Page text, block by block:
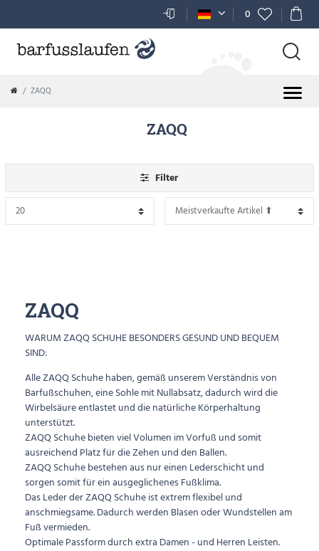
0
ZAQQ
ZAQQ
Filter
ZAQQ
WARUM ZAQQ SCHUHE BESONDERS GESUND UND BEQUEM
SIND:
Alle ZAQQ Schuhe haben, gemäß unserem Verständnis von
Barfußschuhen, eine Sohle mit Nullabsatz, dadurch wird die
Wirbelsäure entlastet und die natürliche Körperhaltung
unterstützt.
ZAQQ Schuhe bieten viel Volumen im Vorfuß und somit
ausreichend Platz für die Zehen und den Ballen.
ZAQQ Schuhe bestehen aus nur einen Lederschicht und
sorgen somit für ein ausgeglichenes Fußklima.
Das Leder der ZAQQ Schuhe ist extrem flexibel und
anschmiegsame. Dadurch werden Blasen oder Wundstellen am
Fuß vermieden.
Optimale Passform durch extra Damen - und Herren Leisten.
S